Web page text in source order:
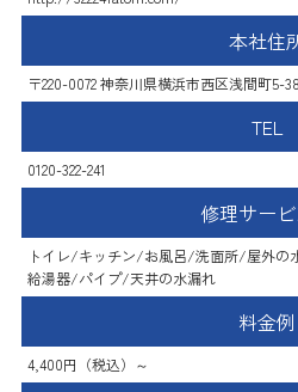
本社住
〒220-0072 神奈川県横浜市西区浅間町5-
TEL
0120-322-241
修理サー
トイレ/キッチン/お風呂/洗面所/屋外の
給湯器/パイプ/天井の水漏れ
料金例
4,400円（税込）～